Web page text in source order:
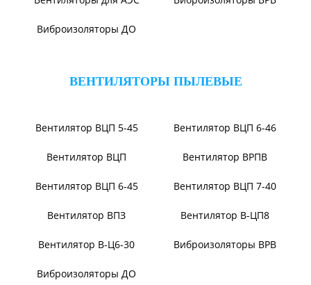
Вентилятор ВР104-79-9-3
Вентилятор ВЦКИ1-
Вентилятор ВЦКП-2219